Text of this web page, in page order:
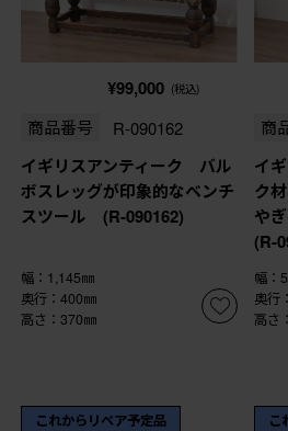
¥99,000 (税込)
商品番号 R-090162
イギリスアンティーク バル
ボスレッグが印象的なベンチ
スツール (R-090162)
幅：1,145㎜
奥行：400㎜
高さ：370㎜
商
イ
ク
や
(R-
幅：
奥行
高さ
これからリペア予定品 こ